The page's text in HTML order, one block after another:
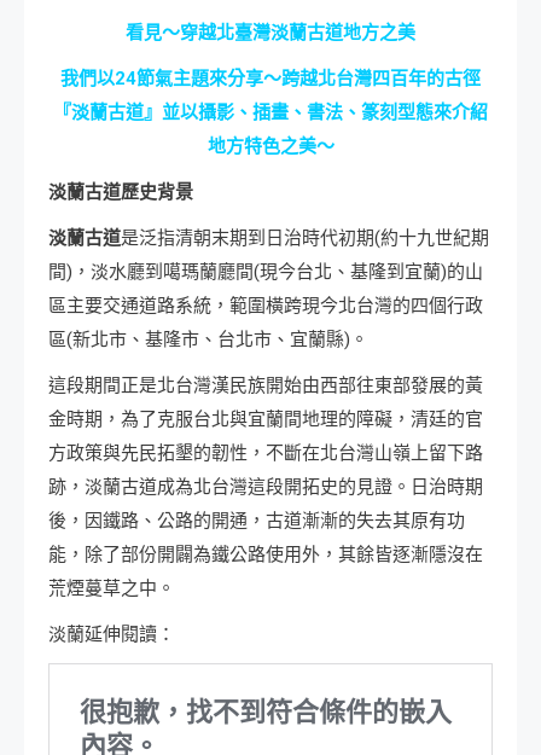
看見～穿越北臺灣淡蘭古道地方之美
我們以24節氣主題來分享～跨越北台灣四百年的古徑
『淡蘭古道』並以攝影、插畫、書法、篆刻型態來介紹
地方特色之美～
淡蘭古道歷史背景
淡蘭古道是泛指清朝末期到日治時代初期(約十九世紀期
間)，淡水廳到噶瑪蘭廳間(現今台北、基隆到宜蘭)的山
區主要交通道路系統，範圍橫跨現今北台灣的四個行政
區(新北市、基隆市、台北市、宜蘭縣)。
這段期間正是北台灣漢民族開始由西部往東部發展的黃
金時期，為了克服台北與宜蘭間地理的障礙，清廷的官
方政策與先民拓墾的韌性，不斷在北台灣山嶺上留下路
跡，淡蘭古道成為北台灣這段開拓史的見證。日治時期
後，因鐵路、公路的開通，古道漸漸的失去其原有功
能，除了部份開闢為鐵公路使用外，其餘皆逐漸隱沒在
荒煙蔓草之中。
淡蘭延伸閱讀：